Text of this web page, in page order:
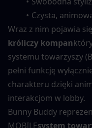
Czysta,
Wraz z nim pojawia się
króliczy kompan
systemu towarzyszy
pełni funkcję
charakteru dzięki
interakcjom w lobby.
Bunny Buddy
MOBILEsystem